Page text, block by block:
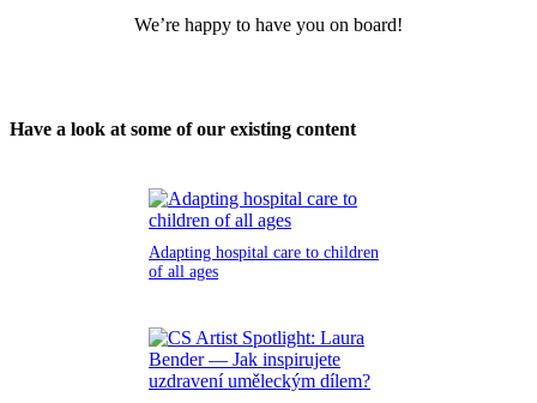
We’re happy to have you on board!
Have a look at some of our existing content
Adapting hospital care to children
of all ages